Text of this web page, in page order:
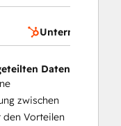
Daten
zwischen
Vorteilen